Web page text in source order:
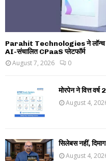
Parahit Technologies ने लॉन्च
AI-संचालित CPaaS प्लेटफॉर्म
August 7, 2026
0
मोरपेन ने वित्त
August 4,
सिलेबस नहीं,
August 4,